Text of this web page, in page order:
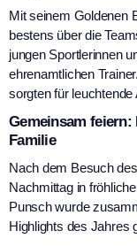
Mit seinem Goldenen
bestens über die
jungen Sportlerinnen
ehrenamtlichen
sorgten für
Gemeinsam feiern:
Familie
Nach dem Besuch
Nachmittag in
Punsch wurde
Highlights des Jahres